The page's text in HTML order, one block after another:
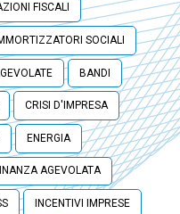
FISCALI
SOCIALI
BANDI
CRISI D'IMPRESA
ENERGIA
AGEVOLATA
INCENTIVI IMPRESE